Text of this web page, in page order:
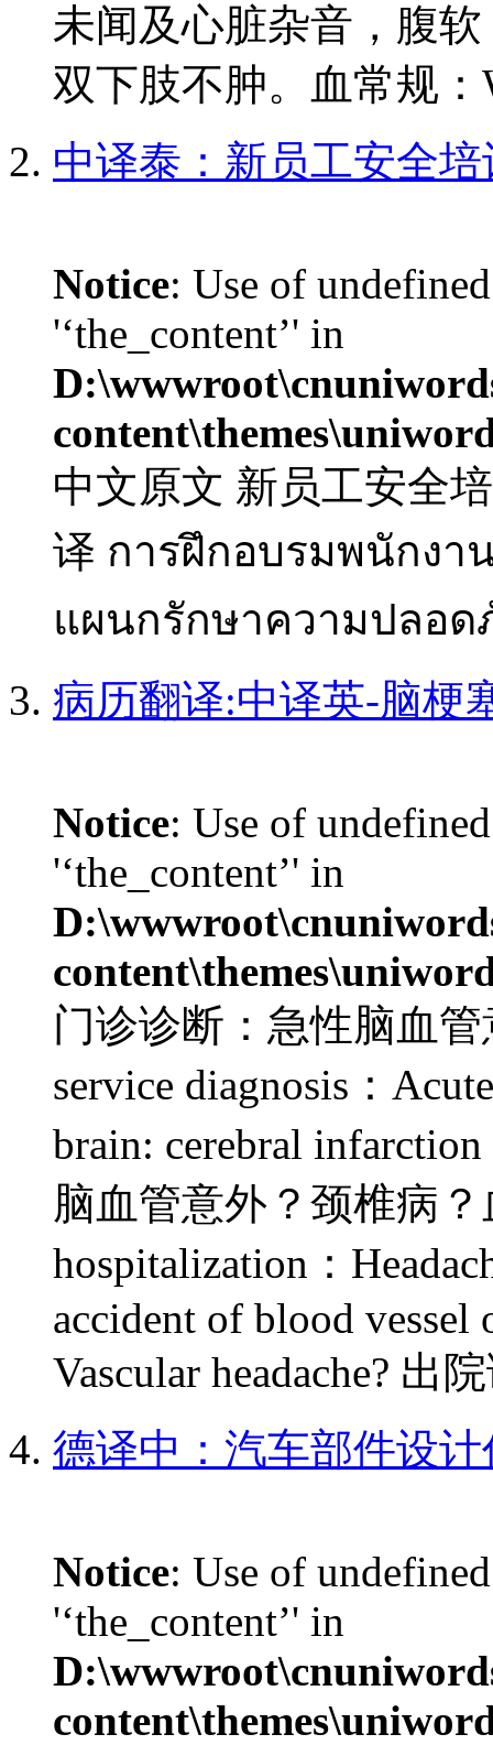
未闻及心脏杂音，腹
双下肢不肿。血常规
中译泰：新员工安全
Notice: Use of
'‘the_content’' in
中文原文 新员工安全
译 การฝึกอบรมพนักง
แผนกรักษาความปลอด
病历翻译:中译英-脑梗
Notice: Use of
'‘the_content’' in
门诊诊断：急性脑血
service diagnosis：
brain: cerebral
脑血管意外？颈椎病？
hospitalization：
accident of blood vessel
Vascular headache? 出
德译中：汽车部件设
Notice: Use of
'‘the_content’' in